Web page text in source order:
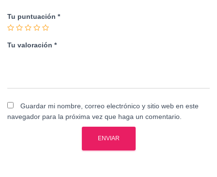
Tu puntuación *
Tu valoración *
Guardar mi nombre, correo electrónico y sitio web en este
navegador para la próxima vez que haga un comentario.